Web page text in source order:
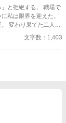
はすべて架空であ
と拒絶する。 職場で
私は限界を迎えた。
変わり果てた二人の
文字数：1,403